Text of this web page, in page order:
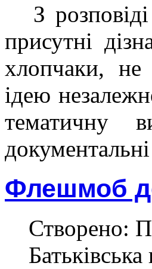
З
присутні
хлопчаки, не
ідею
тематичну
Флешмоб
Створено: